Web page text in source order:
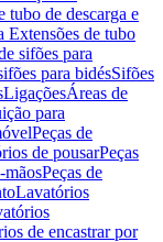
tubo de descarga e
Extensões de tubo
sifões para
para bidésSifões
LigaçõesÁreas de
para
Peças de
de pousarPeças
mãosPeças de
Lavatórios
de encastrar por